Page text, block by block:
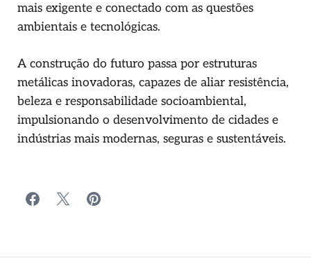
mais exigente e conectado com as questões
ambientais e tecnológicas.
A construção do futuro passa por estruturas
metálicas inovadoras, capazes de aliar resistência,
beleza e responsabilidade socioambiental,
impulsionando o desenvolvimento de cidades e
indústrias mais modernas, seguras e sustentáveis.